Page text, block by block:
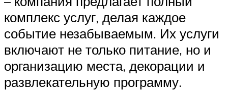
комплекс услуг, делая каждое
событие незабываемым. Их услуги
включают не только питание, но и
организацию места, декорации и
развлекательную программу.